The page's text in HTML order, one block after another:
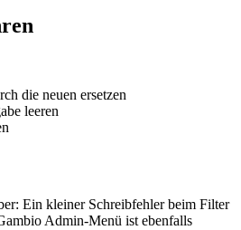
die neuen ersetzen
leeren
Ein kleiner Schreibfehler beim Filter
Admin-Menü ist ebenfalls